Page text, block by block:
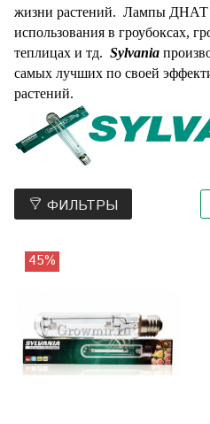
жизни растений. Лампы ДНАТ
использования в гроубоксах,
теплицах и тд. Sylvania
самых лучших по своей
растений.
ФИЛЬТРЫ
45%